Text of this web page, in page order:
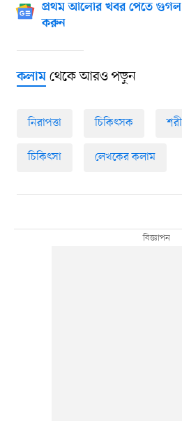
প্রথম আলোর খবর পেতে গুগল
করুন
কলামথেকে আরও পড়ুন
নিরাপত্তা চিকিৎসক
চিকিৎসা লেখকের কলাম